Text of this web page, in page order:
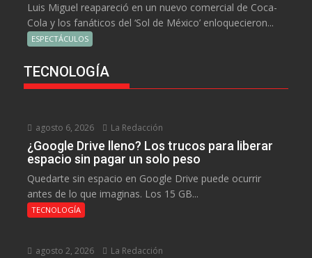
Luis Miguel reapareció en un nuevo comercial de Coca-
Cola y los fanáticos del ‘Sol de México’ enloquecieron...
ESPECTÁCULOS
TECNOLOGÍA
agosto 6, 2026 La Redacción
¿Google Drive lleno? Los trucos para liberar
espacio sin pagar un solo peso
Quedarte sin espacio en Google Drive puede ocurrir
antes de lo que imaginas. Los 15 GB...
TECNOLOGÍA
agosto 2, 2026 La Redacción